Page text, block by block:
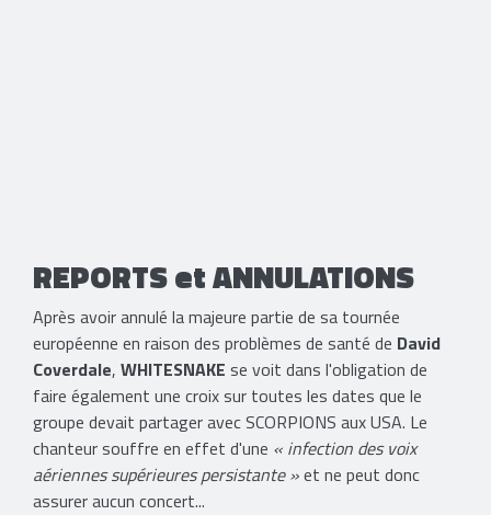
REPORTS et ANNULATIONS
Après avoir annulé la majeure partie de sa tournée
européenne en raison des problèmes de santé de David
Coverdale, WHITESNAKE se voit dans l'obligation de
faire également une croix sur toutes les dates que le
groupe devait partager avec SCORPIONS aux USA. Le
chanteur souffre en effet d'une « infection des voix
aériennes supérieures persistante »et ne peut donc
assurer aucun concert...